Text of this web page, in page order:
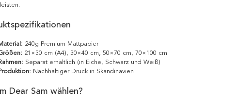
240g Premium-Mattpapier
21×30 cm (A4), 30×40 cm, 50×70 cm, 70×100 cm
Separat erhältlich (in Eiche, Schwarz und Weiß)
Nachhaltiger Druck in Skandinavien
Dear Sam wählen?